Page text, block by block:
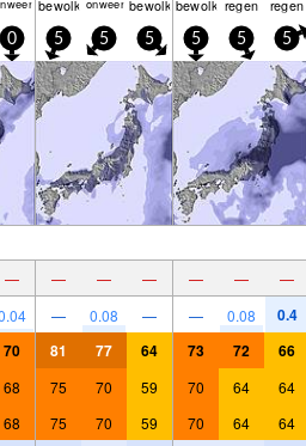
bewolkt onweer bewolkt bewolkt regen regen
0 5 5 5 5 5 5
— — — — — — —
— 0.08 — — 0.08 0.4
70 81 77 64 73 72 66
68 75 70 59 70 64 64
68 75 70 59 70 64 64